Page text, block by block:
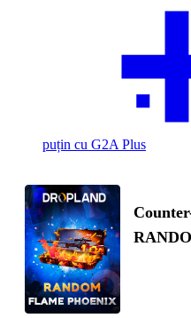
puțin cu G2A Plus